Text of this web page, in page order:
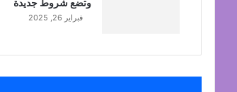
وتضع شروط جديدة
فبراير 26, 2025